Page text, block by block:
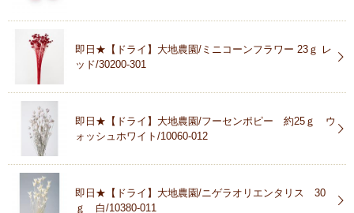
即日★【ドライ】大地農園/ミニコーンフラワー 23ｇ レ
ッド/30200-301
即日★【ドライ】大地農園/フーセンポピー 約25ｇ ウ
ォッシュホワイト/10060-012
即日★【ドライ】大地農園/ニゲラオリエンタリス 30
ｇ 白/10380-011